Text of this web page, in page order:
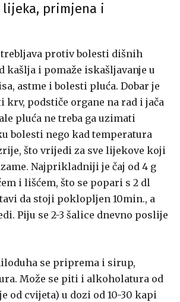
lijeka, primjena i
protiv bolesti dišnih
kašlja i pomaže iskašljavanje u
astme i bolesti pluća. Dobar je
podstiče organe na rad i jača
pluća ne treba ga uzimati
bolesti nego kad temperatura
što vrijedi za sve lijekove koji
Najprikladniji je čaj od 4 g
i lišćem, što se popari s 2 dl
da stoji poklopljen 10min., a
Piju se 2-3 šalice dnevno poslije
se priprema i sirup,
Može se piti i alkoholatura od
od cvijeta) u dozi od 10-30 kapi